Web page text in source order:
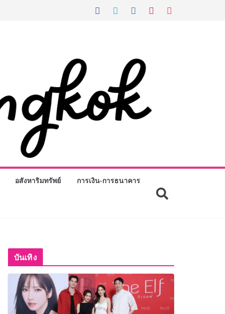
อสังหาริมทรัพย์ การเงิน-การธนาคาร
บันเทิง